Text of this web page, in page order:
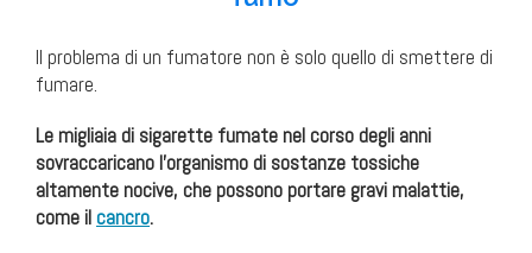
Il problema di un fumatore non è solo quello di smettere di
fumare.
Le migliaia di sigarette fumate nel corso degli anni
sovraccaricano l’organismo di sostanze tossiche
altamente nocive, che possono portare gravi malattie,
come ilcancro.